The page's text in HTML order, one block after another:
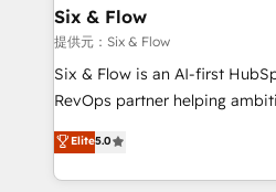
helps the following industries:
improvement & construction,
commercialization, real estate,
SaaS, Software Dev & IT and
the United States, EU, UAE,
America. From casual user to super fan: make
Six & Flow
提供元：Six & Flow
Six & Flow is an AI-first
RevOps partner helping
grow with clarity, confidence,
Operating across the UK,
Canada, we’ve delivered
Elite5.0